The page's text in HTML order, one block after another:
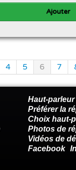
Ajouter
4 5 6 7
Haut-
Préférer la
Choix haut-
Photos de
Vidéos de
Facebook